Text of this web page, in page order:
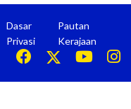
Dasar
Privasi
Pautan
Kerajaan